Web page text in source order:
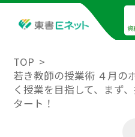
資
TOP
若き教師の授業術 ４月
く授業を目指して、まず
タート！